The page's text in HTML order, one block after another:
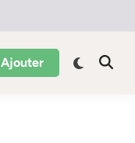
Ajouter